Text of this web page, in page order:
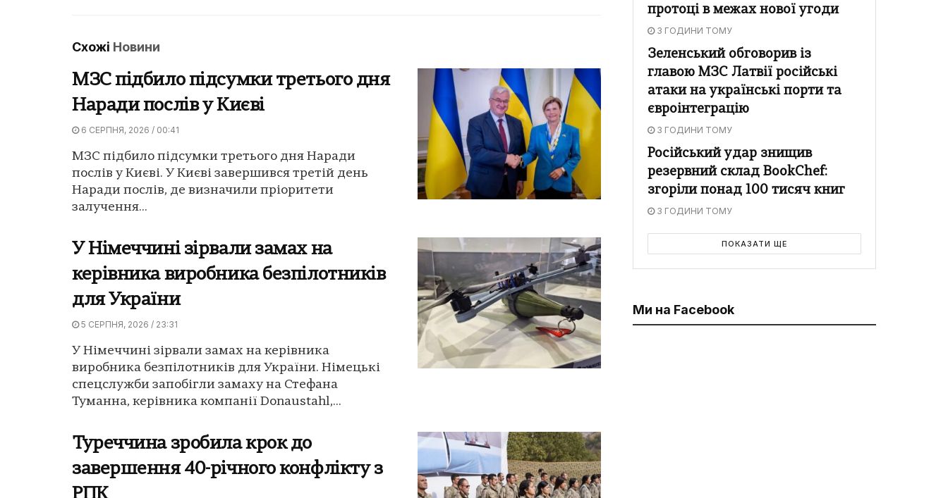
Схожі Новини
МЗС підбило підсумки третього дня
Наради послів у Києві
6 СЕРПНЯ, 2026 / 00:41
МЗС підбило підсумки третього дня Наради
послів у Києві. У Києві завершився третій день
Наради послів, де визначили пріоритети
залучення...
У Німеччині зірвали замах на
керівника виробника безпілотників
для України
5 СЕРПНЯ, 2026 / 23:31
У Німеччині зірвали замах на керівника
виробника безпілотників для України. Німецькі
спецслужби запобігли замаху на Стефана
Туманна, керівника компанії Donaustahl,...
Туреччина зробила крок до
завершення 40-річного конфлікту з
протоці в межах нової угоди
3 ГОДИНИ ТОМУ
Зеленський обговорив із
главою МЗС Латвії російські
атаки на українські порти та
євроінтеграцію
3 ГОДИНИ ТОМУ
Російський удар знищив
резервний склад BookChef:
згоріли понад 100 тисяч книг
3 ГОДИНИ ТОМУ
ПОКАЗАТИ ЩЕ
Ми на Facebook